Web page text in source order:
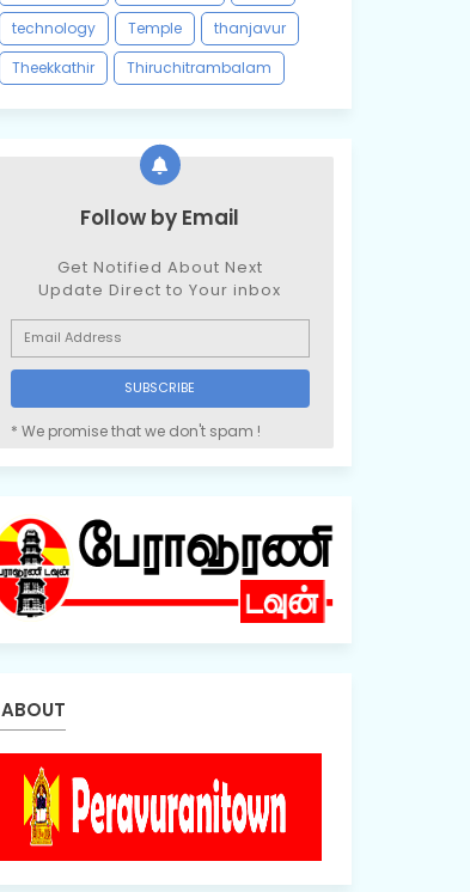
technology
Temple
thanjavur
Theekkathir
Thiruchitrambalam
Follow by Email
Get Notified About Next
Update Direct to Your inbox
* We promise that we don't spam !
ABOUT